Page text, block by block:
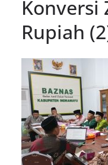
Konversi
Rupiah